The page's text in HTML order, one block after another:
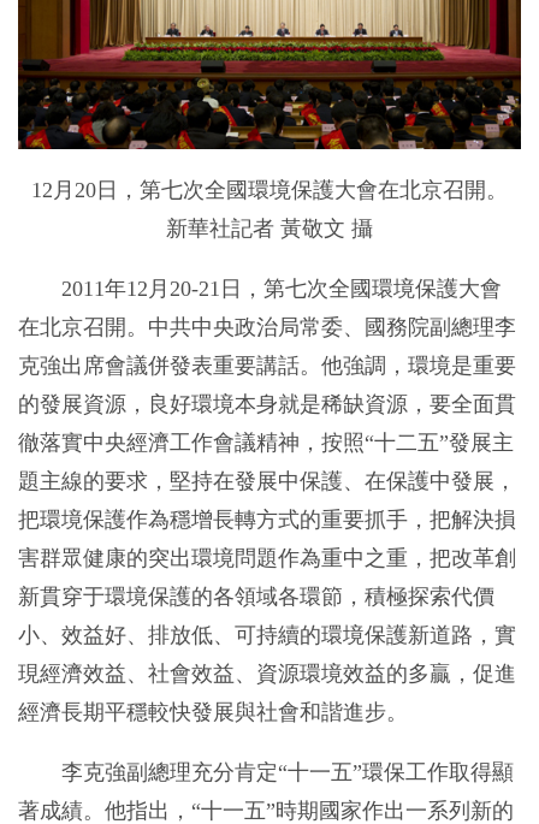
12月20日，第七次全國環境保護大會在北京召開。
新華社記者 黃敬文 攝
2011年12月20-21日，第七次全國環境保護大會
在北京召開。中共中央政治局常委、國務院副總理李
克強出席會議併發表重要講話。他強調，環境是重要
的發展資源，良好環境本身就是稀缺資源，要全面貫
徹落實中央經濟工作會議精神，按照“十二五”發展主
題主線的要求，堅持在發展中保護、在保護中發展，
把環境保護作為穩增長轉方式的重要抓手，把解決損
害群眾健康的突出環境問題作為重中之重，把改革創
新貫穿于環境保護的各領域各環節，積極探索代價
小、效益好、排放低、可持續的環境保護新道路，實
現經濟效益、社會效益、資源環境效益的多贏，促進
經濟長期平穩較快發展與社會和諧進步。
李克強副總理充分肯定“十一五”環保工作取得顯
著成績。他指出，“十一五”時期國家作出一系列新的